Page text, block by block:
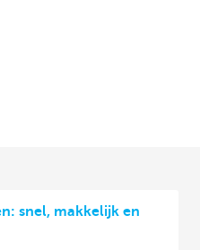
snel, makkelijk en